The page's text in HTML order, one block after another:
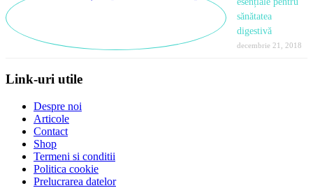
sănătatea
digestivă
decembrie 21, 2018
Link-uri utile
Despre noi
Articole
Contact
Shop
Termeni si conditii
Politica cookie
Prelucrarea datelor